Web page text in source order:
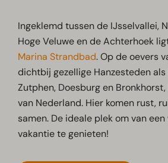
Ingeklemd tussen de IJsselvallei,
Hoge Veluwe en de Achterhoek
Marina Strandbad. Op de oevers
dichtbij gezellige Hanzesteden als
Zutphen, Doesburg en
van Nederland. Hier komen rust,
samen. De ideale plek om van
vakantie te genieten!